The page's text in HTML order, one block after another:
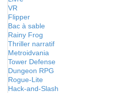
VR
Flipper
Bac à sable
Rainy Frog
Thriller narratif
Metroidvania
Tower Defense
Dungeon RPG
Rogue-Lite
Hack-and-Slash